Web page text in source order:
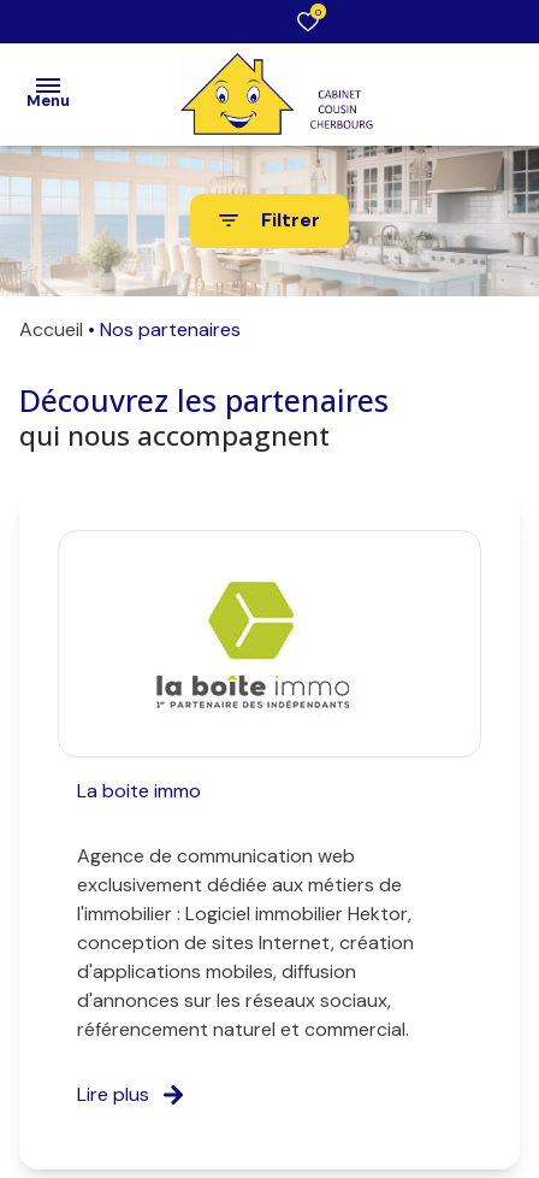
0
Menu
Accueil
Acheter
Louer
/ Vendre
Faire
Notre
Commerce /
professionnel
Filtrer
Accueil Nos partenaires
Découvrez les partenaires
qui nous accompagnent
La boite immo
Agence de communication web
exclusivement dédiée aux métiers de
l'immobilier : Logiciel immobilier Hektor,
conception de sites Internet, création
d'applications mobiles, diffusion
d'annonces sur les réseaux sociaux,
référencement naturel et commercial.
Lire plus